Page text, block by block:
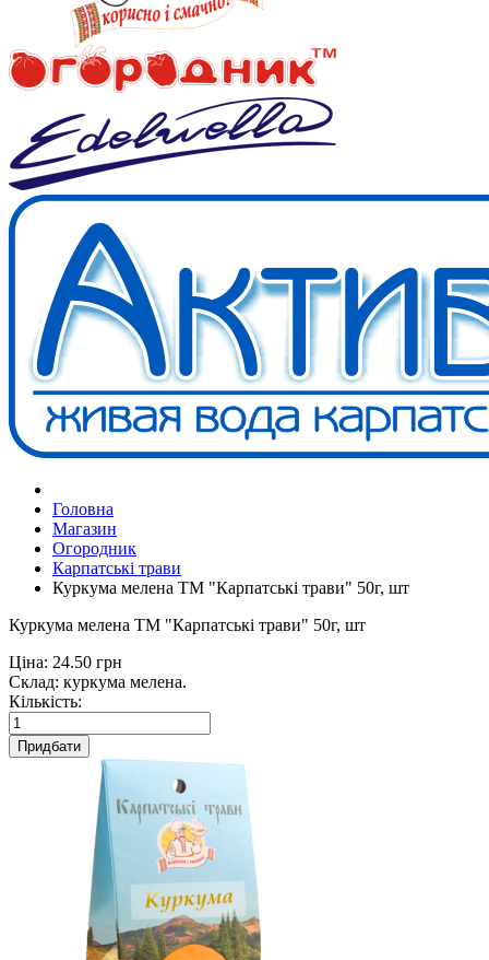
Головна
Магазин
Огородник
Карпатські трави
Куркума мелена ТМ "Карпатські трави" 50г, шт
Куркума мелена ТМ "Карпатські трави" 50г, шт
Ціна: 24.50 грн
Склад: куркума мелена.
Кількість:
Придбати